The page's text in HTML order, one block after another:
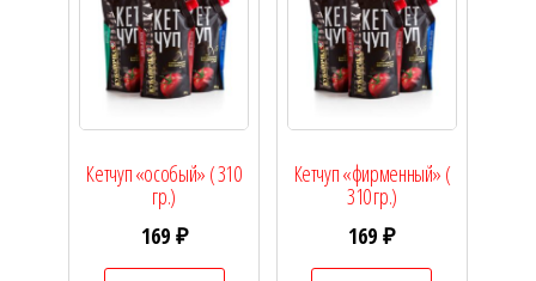
Кетчуп «особый» ( 310
гр.)
169 ₽
Кетчуп «фирменный» (
310 гр.)
169₽